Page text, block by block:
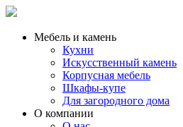
Мебель и камень
Кухни
Искусственный камень
Корпусная мебель
Шкафы-купе
Для загородного дома
О компании